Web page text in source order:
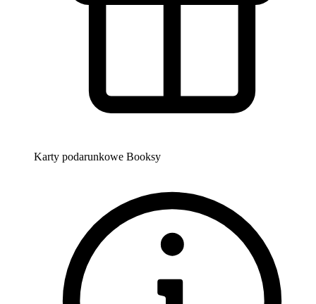
Karty podarunkowe Booksy